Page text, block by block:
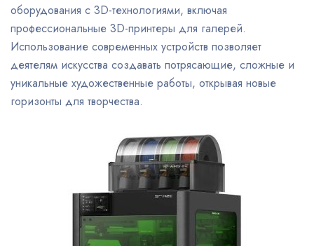
оборудования с 3D-технологиями, включая
профессиональные 3D-принтеры для галерей.
Использование современных устройств позволяет
деятелям искусства создавать потрясающие, сложные и
уникальные художественные работы, открывая новые
горизонты для творчества.